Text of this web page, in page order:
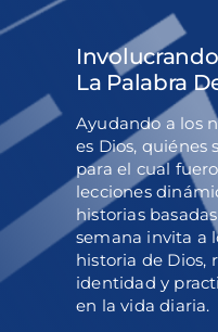
La Palabra
Ayudando a los
es Dios, quiénes
para el cual
lecciones
historias
semana invita a
historia de Dios,
identidad y
en la vida diaria.